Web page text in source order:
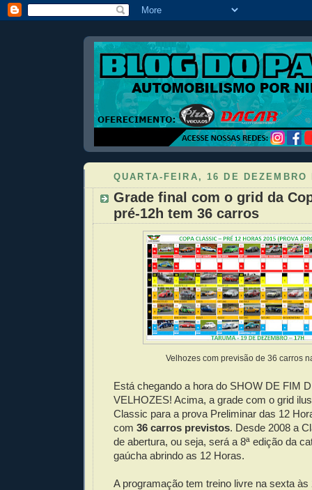
QUARTA-FEIRA, 16 DE DEZEMBRO
Grade final com o grid da
pré-12h tem 36 carros
Velhozes com previsão de 36 carros
Está chegando a hora do SHOW DE FIM
VELHOZES! Acima, a grade com o grid
Classic para a prova Preliminar das 12
com 36 carros previstos. Desde 2008 a
de abertura, ou seja, será a 8ª edição da
gaúcha abrindo as 12 Horas.
A programação tem treino livre na sexta às